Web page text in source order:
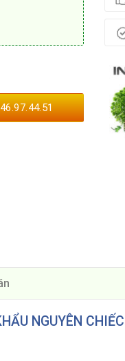
NGUYÊN